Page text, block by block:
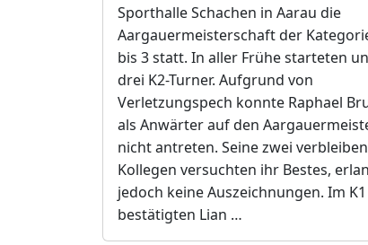
Sporthalle Schachen in Aarau die
Aargauermeisterschaft der
bis 3 statt. In aller Frühe starteten
drei K2-Turner. Aufgrund von
Verletzungspech konnte Raphael
als Anwärter auf den
nicht antreten. Seine zwei
Kollegen versuchten ihr Bestes,
jedoch keine Auszeichnungen. Im K1
bestätigten Lian …